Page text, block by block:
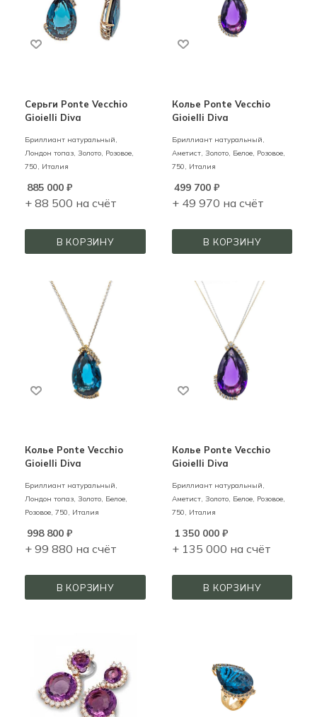
Серьги Ponte Vecchio
Gioielli Diva
Бриллиант натуральный,
Лондон топаз, Золото, Розовое,
750, Италия
885 000 ₽
+ 88 500 на счёт
В КОРЗИНУ
Колье Ponte Vecchio
Gioielli Diva
Бриллиант натуральный,
Аметист, Золото, Белое, Розовое,
750,
Италия
499 700₽
+ 49 970 на счёт
В КОРЗИНУ
Колье Ponte Vecchio
Gioielli Diva
Бриллиант натуральный,
Лондон топаз, Золото, Белое,
Розовое, 750, Италия
998 800 ₽
+ 99 880 на счёт
В КОРЗИНУ
Колье Ponte Vecchio
Gioielli Diva
Бриллиант натуральный,
Аметист, Золото, Белое, Розовое,
750, Италия
1 350 000₽
+ 135 000 на счёт
В КОРЗИНУ